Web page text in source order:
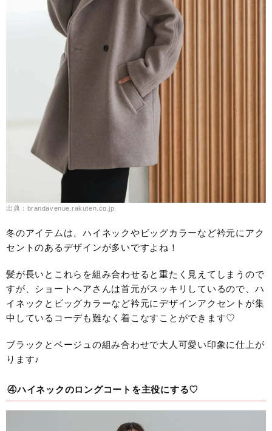
出典：brandavenue.rakuten.co.jp
冬のアイテムは、ハイネックやビッグカラーなど衿元にアク
セントのあるデザインが多いですよね！
髪が長いとこれらを組み合わせると重たく見えてしまうので
すが、ショートヘアさんは首元がスッキリしているので、ハ
イネックとビッグカラーなど衿元にデザインアクセントが集
中しているコーデも難なく着こなすことができます♡
ブラックとベージュの組み合わせで大人可愛い印象に仕上が
ります♪
④ハイネックのロングコートを主役にする♡